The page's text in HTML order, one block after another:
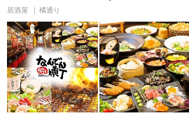
居酒屋 橘通り